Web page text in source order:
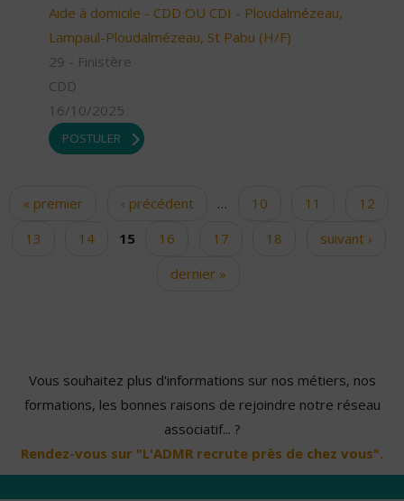
Aide à domicile - CDD OU CDI - Ploudalmézeau,
Lampaul-Ploudalmézeau, St Pabu (H/F)
29 - Finistère
CDD
16/10/2025
POSTULER
Pages
« premier ‹ précédent … 10 11
12
13
14 15 16 17 18
suivant ›
dernier »
Vous souhaitez plus d'informations sur nos métiers, nos
formations, les bonnes raisons de rejoindre notre réseau
associatif... ?
Rendez-vous sur "L'ADMR recrute près de chez vous".